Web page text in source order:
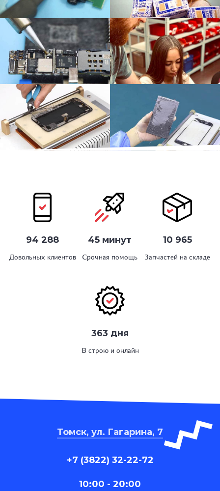
94 288
Довольных клиентов
45 минут
Срочная помощь
10 965
Запчастей на складе
363 дня
В строю и онлайн
Томск, ул. Гагарина, 7
+7 (3822) 32-22-72
10:00 - 20:00